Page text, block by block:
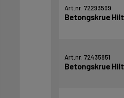
Art.nr. 72293599
Betongskrue
Art.nr. 72435851
Betongskrue